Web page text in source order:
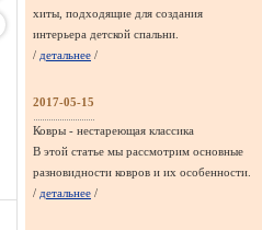
хиты, подходящие для создания
интерьера детской спальни.
/ детальнее /
2017-05-15
Ковры - нестареющая классика
В этой статье мы рассмотрим основные
разновидности ковров и их особенности.
/ детальнее /